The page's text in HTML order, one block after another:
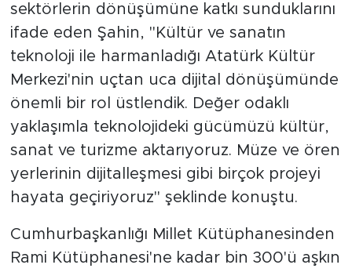
sektörlerin dönüşümüne katkı sunduklarını
ifade eden Şahin, ''Kültür ve sanatın
teknoloji ile harmanladığı Atatürk Kültür
Merkezi'nin uçtan uca dijital dönüşümünde
önemli bir rol üstlendik. Değer odaklı
yaklaşımla teknolojideki gücümüzü kültür,
sanat ve turizme aktarıyoruz. Müze ve ören
yerlerinin dijitalleşmesi gibi birçok projeyi
hayata geçiriyoruz'' şeklinde konuştu.
Cumhurbaşkanlığı Millet Kütüphanesinden
Rami Kütüphanesi'ne kadar bin 300'ü aşkın